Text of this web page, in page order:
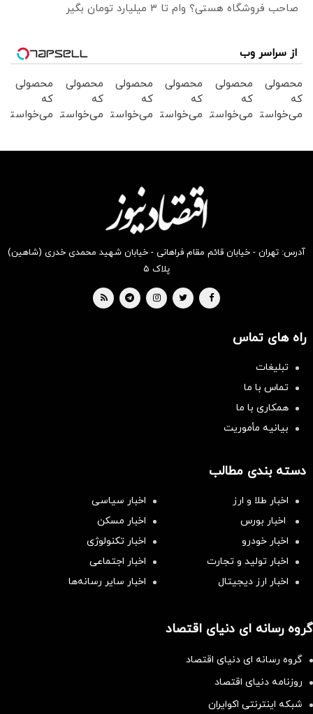
صاحب فروشگاه هستی؟ وام تا ۳ میلیارد تومان بگیر
از سراسر وب
محصولی
که
می‌خواستی
محصولی
که
می‌خواستی
محصولی
که
می‌خواستی
بخر !
محصولی
که
می‌خواستی
بخر !
محصولی
که
می‌خواستی
محصولی
که
می‌خواستی
آدرس: تهران - خیابان قائم مقام فراهانی - خیابان شهید محمدی خدری (شاهین)
پلاک ۵
راه های تماس
تبلیغات
تماس با ما
همکاری با ما
بیانیه مأموریت
دسته بندی مطالب
اخبار طلا و ارز
اخبار سیاسی
اخبار بورس
اخبار مسکن
اخبار خودرو
اخبار تکنولوژی
اخبار تولید و تجارت
اخبار اجتماعی
اخبار ارز دیجیتال
اخبار سایر رسانه‌‌ها
گروه رسانه ای دنیای اقتصاد
گروه رسانه ای دنیای اقتصاد
روزنامه دنیای اقتصاد
شبکه اینترنتی اکوایران